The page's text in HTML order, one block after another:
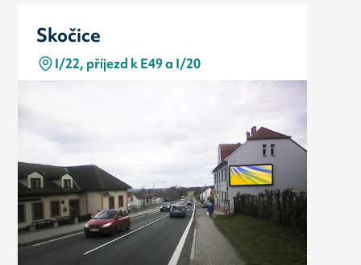
Skočice
I/22, příjezd k E49 a I/20